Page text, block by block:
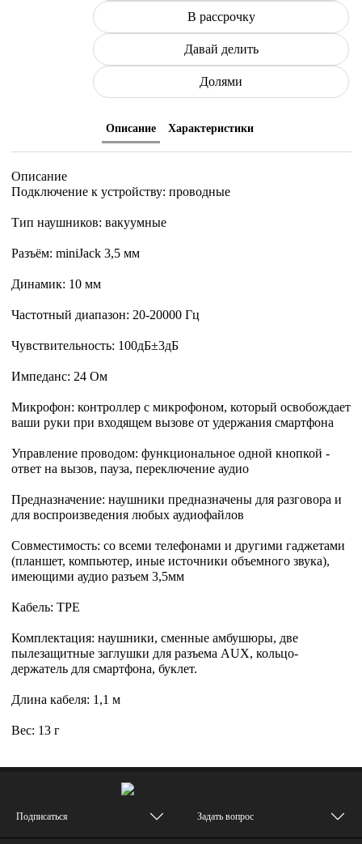
В рассрочку
Давай делить
Долями
Описание Характеристики
Описание
Подключение к устройству: проводные
Тип наушников: вакуумные
Разъём: miniJack 3,5 мм
Динамик: 10 мм
Частотный диапазон: 20-20000 Гц
Чувствительность: 100дБ±3дБ
Импеданс: 24 Ом
Микрофон: контроллер с микрофоном, который освобождает
ваши руки при входящем вызове от удержания смартфона
Управление проводом: функциональное одной кнопкой -
ответ на вызов, пауза, переключение аудио
Предназначение: наушники предназначены для разговора и
для воспроизведения любых аудиофайлов
Совместимость: со всеми телефонами и другими гаджетами
(планшет, компьютер, иные источники объемного звука),
имеющими аудио разъем 3,5мм
Кабель: TPE
Комплектация: наушники, сменные амбушюры, две
пылезащитные заглушки для разъема AUX, кольцо-
держатель для смартфона, буклет.
Длина кабеля: 1,1 м
Вес: 13 г
Подписаться Задать вопрос